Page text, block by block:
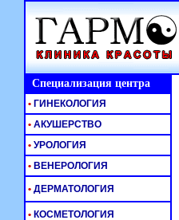
Специализация центра
• ГИНЕКОЛОГИЯ
• АКУШЕРСТВО
• УРОЛОГИЯ
• ВЕНЕРОЛОГИЯ
• ДЕРМАТОЛОГИЯ
• КОСМЕТОЛОГИЯ